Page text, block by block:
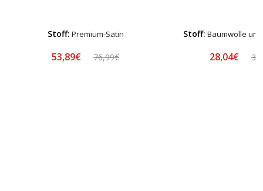
Stoff: Premium-Satin
53,89€ 76,99€
Stoff: Baumwolle
28,04€